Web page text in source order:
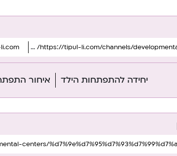
https://tipul-li.com/channels/
יחידה להתפתחות הילד איחור